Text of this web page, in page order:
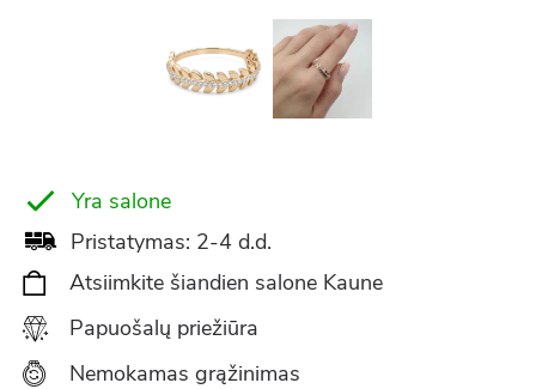
Yra salone
Pristatymas: 2-4 d.d.
Atsiimkite šiandien salone Kaune
Papuošalų priežiūra
Nemokamas grąžinimas